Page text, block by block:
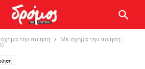
την ποίηση
Mε όχημα την ποίηση: